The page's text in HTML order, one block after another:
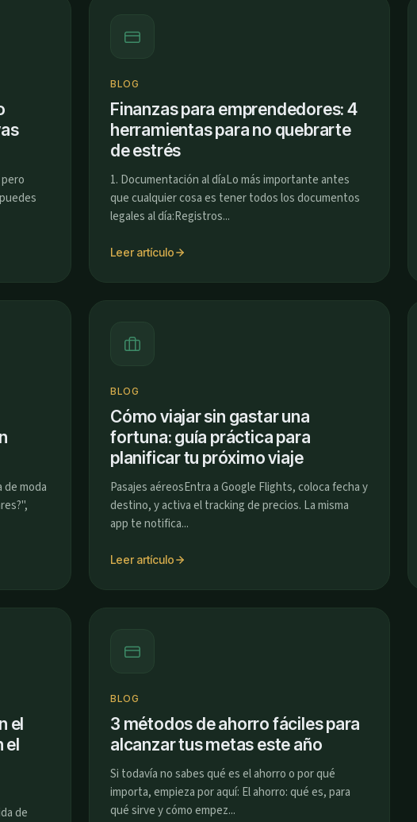
BLOG
Finanzas para emprendedores: 4
herramientas para no quebrarte
de estrés
1. Documentación al díaLo más importante antes
que cualquier cosa es tener todos los documentos
legales al día:Registros...
Leer artículo
de moda
BLOG
Cómo viajar sin gastar una
fortuna: guía práctica para
planificar tu próximo viaje
Pasajes aéreosEntra a Google Flights, coloca fecha y
destino, y activa el tracking de precios. La misma
app te notifica...
Leer artículo
el
el
de
BLOG
3 métodos de ahorro fáciles para
alcanzar tus metas este año
Si todavía no sabes qué es el ahorro o por qué
importa, empieza por aquí: El ahorro: qué es, para
qué sirve y cómo empez...